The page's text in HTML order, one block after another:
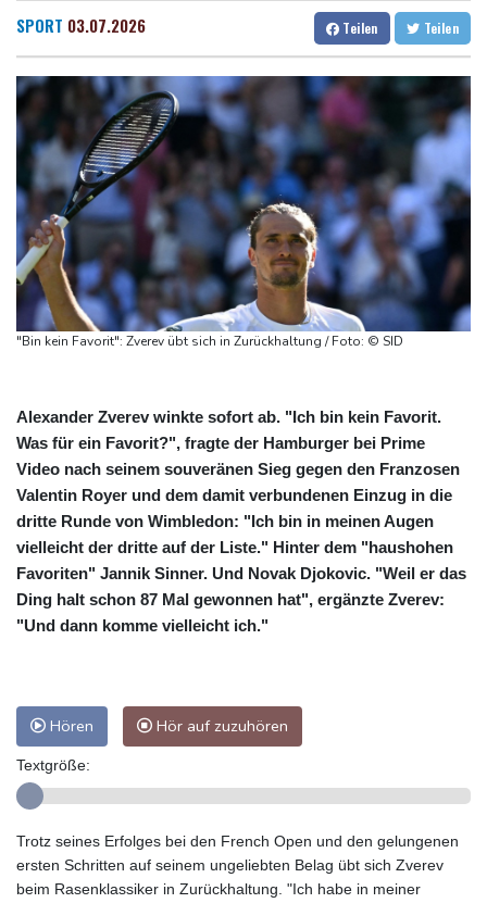
Dresden
Wien
32 °C
Salzburg
26 °C
Baden-Baden
19 °C
Korruptionsermittlungen gegen ukrainische Ex-Botschafterin in
Wahl-O-Mat zu Landtagswahl in Sachsen-Anhalt gestartet
Bundesverfassungsgericht: Bundestag muss "zeitnah" über
Wahleinsprüche entscheiden
KI-Boom: Siemens verzeichnet Rekord bei Auftragseingang und
deutliche Gewinnzuwachs
Frau aus Berliner Kleingartenvorstand soll fast eine Million Euro
veruntreut haben
Zahl deutscher Azubis sinkt deutlich - Anstieg bei ausländischen
Auszubildenden
SPORT 03.07.2026 Teilen Teilen
"Bin kein Favorit": Zverev übt sich in Zurückhaltung / Foto: © SID
Alexander Zverev winkte sofort ab. "Ich bin kein Favorit.
Was für ein Favorit?", fragte der Hamburger bei Prime
Video nach seinem souveränen Sieg gegen den Franzosen
Valentin Royer und dem damit verbundenen Einzug in die
dritte Runde von Wimbledon: "Ich bin in meinen Augen
vielleicht der dritte auf der Liste." Hinter dem "haushohen
Favoriten" Jannik Sinner. Und Novak Djokovic. "Weil er das
Ding halt schon 87 Mal gewonnen hat", ergänzte Zverev:
"Und dann komme vielleicht ich."
Hören Hör auf zuzuhören
Textgröße:
Trotz seines Erfolges bei den French Open und den gelungenen
ersten Schritten auf seinem ungeliebten Belag übt sich Zverev
beim Rasenklassiker in Zurückhaltung. "Ich habe in meiner